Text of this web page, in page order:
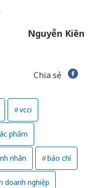
Nguyễn Kiên
Chia sẻ
vcci
phẩm
nhân báo chí
doanh nghiệp